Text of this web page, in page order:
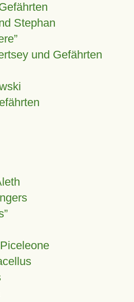
Stephan
und Gefährten